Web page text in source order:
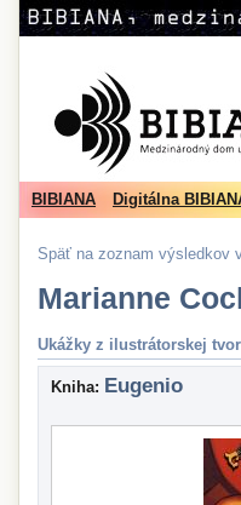
BIBIANA Digitálna
Späť na zoznam výsledkov
Marianne
Ukážky z ilustrátorskej
Kniha: Eugenio